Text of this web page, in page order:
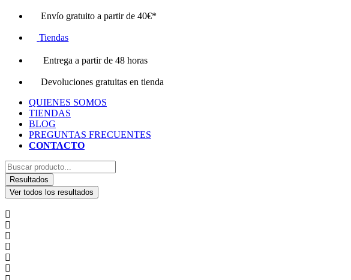
contenido
Envío gratuito a partir de 40€*
Tiendas
Entrega a partir de 48 horas
Devoluciones gratuitas en tienda
QUIENES SOMOS
TIENDAS
BLOG
PREGUNTAS FRECUENTES
CONTACTO
Search
...Resultados
Ver todos los resultados